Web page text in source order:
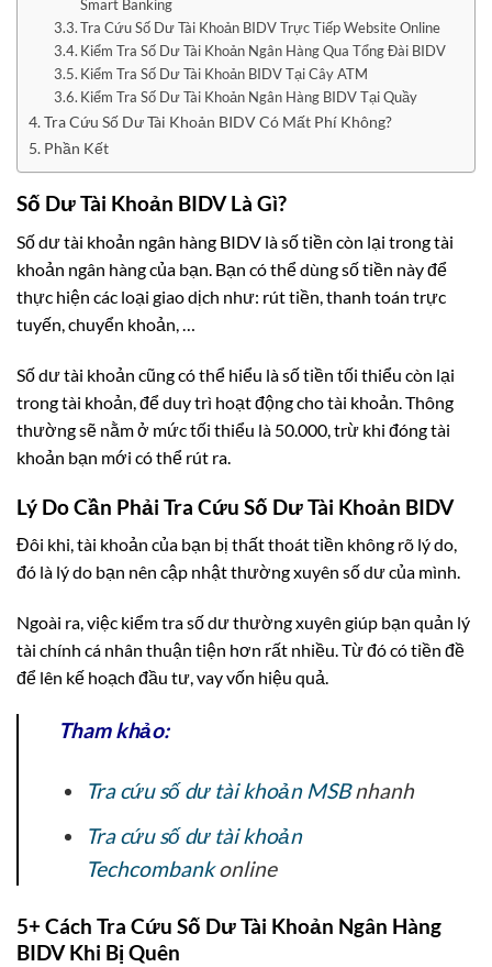
Smart Banking
Tra Cứu Số Dư Tài Khoản BIDV Trực Tiếp Website Online
Kiểm Tra Số Dư Tài Khoản Ngân Hàng Qua Tổng Đài BIDV
Kiểm Tra Số Dư Tài Khoản BIDV Tại Cây ATM
Kiểm Tra Số Dư Tài Khoản Ngân Hàng BIDV Tại Quầy
Tra Cứu Số Dư Tài Khoản BIDV Có Mất Phí Không?
Phần Kết
Số Dư Tài Khoản BIDV Là Gì?
Số dư tài khoản ngân hàng BIDV là số tiền còn lại trong tài
khoản ngân hàng của bạn. Bạn có thể dùng số tiền này để
thực hiện các loại giao dịch như: rút tiền, thanh toán trực
tuyến, chuyển khoản, …
Số dư tài khoản cũng có thể hiểu là số tiền tối thiểu còn lại
trong tài khoản, để duy trì hoạt động cho tài khoản. Thông
thường sẽ nằm ở mức tối thiểu là 50.000, trừ khi đóng tài
khoản bạn mới có thể rút ra.
Lý Do Cần Phải Tra Cứu Số Dư Tài Khoản BIDV
Đôi khi, tài khoản của bạn bị thất thoát tiền không rõ lý do,
đó là lý do bạn nên cập nhật thường xuyên số dư của mình.
Ngoài ra, việc kiểm tra số dư thường xuyên giúp bạn quản lý
tài chính cá nhân thuận tiện hơn rất nhiều. Từ đó có tiền đề
để lên kế hoạch đầu tư, vay vốn hiệu quả.
Tham khảo:
Tra cứu số dư tài khoản MSBnhanh
Tra cứu số dư tài khoản
Techcombankonline
5+ Cách Tra Cứu Số Dư Tài Khoản Ngân Hàng
BIDV Khi Bị Quên